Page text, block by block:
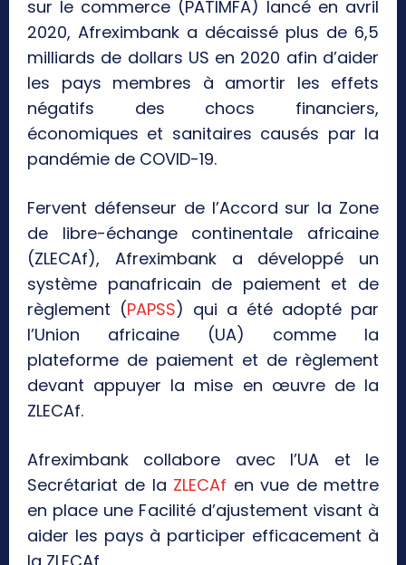
sur le commerce (PATIMFA) lancé en avril
2020, Afreximbank a décaissé plus de 6,5
milliards de dollars US en 2020 afin d’aider
les pays membres à amortir les effets
négatifs des chocs financiers,
économiques et sanitaires causés par la
pandémie de COVID-19.
Fervent défenseur de l’Accord sur la Zone
de libre-échange continentale africaine
(ZLECAf), Afreximbank a développé un
système panafricain de paiement et de
règlement (PAPSS) qui a été adopté par
l’Union africaine (UA) comme la
plateforme de paiement et de règlement
devant appuyer la mise en œuvre de la
ZLECAf.
Afreximbank collabore avec l’UA et le
Secrétariat de la ZLECAf en vue de mettre
en place une Facilité d’ajustement visant à
aider les pays à participer efficacement à